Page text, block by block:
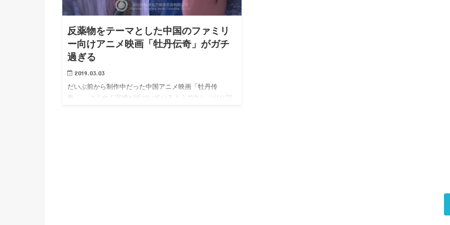
反薬物をテーマとした中国のファミリ
ー向けアニメ映画「牡丹伝奇」がガチ
過ぎる
2019.03.03
だいぶ前から制作中だった中国アニメ映画「牡丹传
奇」。 ようやく完成が近づいているようで久しぶりに話